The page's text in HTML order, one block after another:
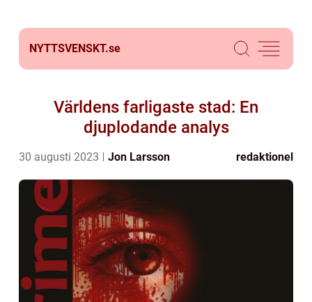
NYTTSVENSKT.se
Världens farligaste stad: En
djuplodande analys
30 augusti 2023 Jon Larsson redaktionel